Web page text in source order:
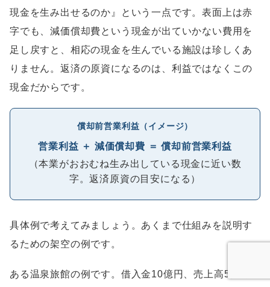
現金を生み出せるのか』という一点です。表面上は赤
字でも、減価償却費という現金が出ていかない費用を
足し戻すと、相応の現金を生んでいる施設は珍しくあ
りません。返済の原資になるのは、利益ではなくこの
現金だからです。
償却前営業利益（イメージ）
営業利益 ＋ 減価償却費 ＝ 償却前営業利益
（本業がおおむね生み出している現金に近い数
字。返済原資の目安になる）
具体例で考えてみましょう。あくまで仕組みを説明す
るための架空の例です。
ある温泉旅館の例です。借入金10億円、売上高5億円、